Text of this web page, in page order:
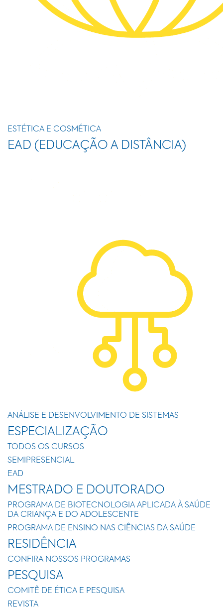
ESTÉTICA E COSMÉTICA
EAD (EDUCAÇÃO A DISTÂNCIA)
ANÁLISE E DESENVOLVIMENTO DE SISTEMAS
ESPECIALIZAÇÃO
TODOS OS CURSOS
SEMIPRESENCIAL
EAD
MESTRADO E DOUTORADO
PROGRAMA DE BIOTECNOLOGIA APLICADA À SAÚDE
DA CRIANÇA E DO ADOLESCENTE
PROGRAMA DE ENSINO NAS CIÊNCIAS DA SAÚDE
RESIDÊNCIA
CONFIRA NOSSOS PROGRAMAS
PESQUISA
COMITÊ DE ÉTICA E PESQUISA
REVISTA